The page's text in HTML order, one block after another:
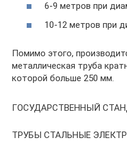
6-9 метров при
10-12 метров при
Помимо этого,
металлическая труба
которой больше 250 мм.
ГОСУДАРСТВЕННЫЙ
ТРУБЫ СТАЛЬНЫЕ